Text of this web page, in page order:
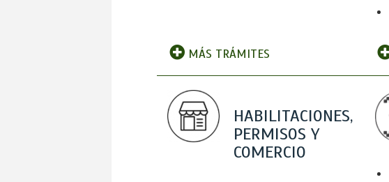
MÁS TRÁMITES
HABILITACIONES,
PERMISOS Y
COMERCIO